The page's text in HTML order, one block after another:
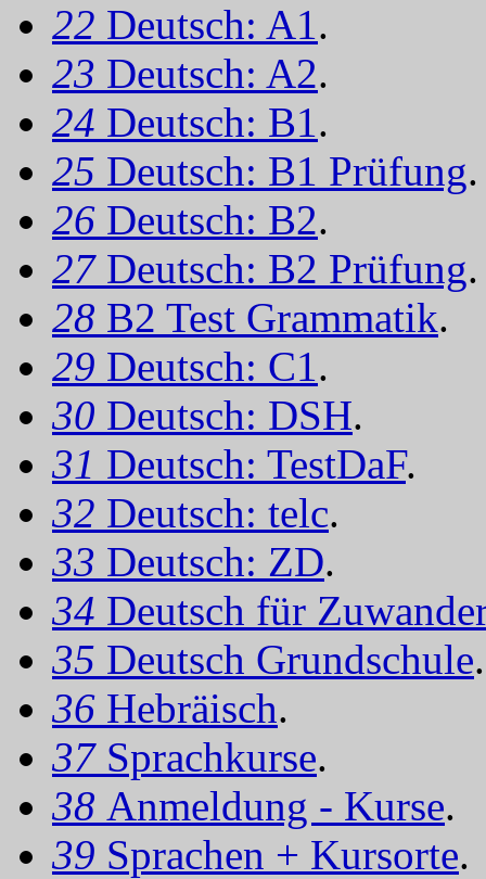
22 Deutsch: A1.
23 Deutsch: A2.
24 Deutsch: B1.
25 Deutsch: B1 Prüfung.
26 Deutsch: B2.
27 Deutsch: B2 Prüfung.
28 B2 Test Grammatik.
29 Deutsch: C1.
30 Deutsch: DSH.
31 Deutsch: TestDaF.
32 Deutsch: telc.
33 Deutsch: ZD.
34 Deutsch für
35 Deutsch Grundschule.
36 Hebräisch.
37 Sprachkurse.
38 Anmeldung - Kurse.
39 Sprachen + Kursorte.